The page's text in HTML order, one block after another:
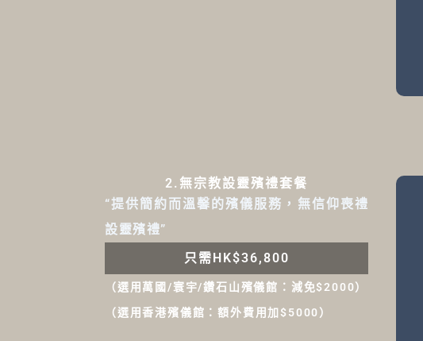
2.無宗教設靈殯禮套餐
“提供簡約而溫馨的殯儀服務，無信仰喪禮
設靈殯禮”
只需HK$36,800
（選用萬國/寰宇/鑽石山殯儀館：減免$2000）
（選用香港殯儀館：額外費用加$5000）